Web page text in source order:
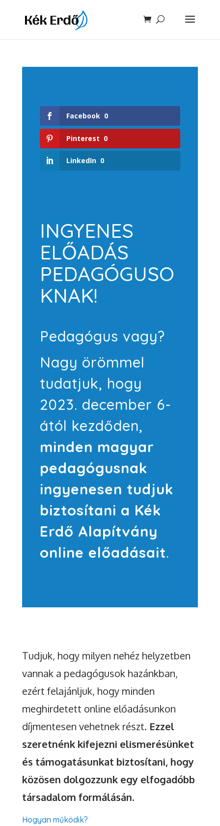
Facebook 0
Pinterest 0
LinkedIn 0
INGYENES
ELŐADÁS
PEDAGÓGUSO
KNAK!
Pedagógus vagy?
Nagy örömmel
tudatjuk, hogy
2023. december 6-
ától kezdőden,
minden magyar
pedagógusnak
ingyenesen tudjuk
biztosítani a Kék
Erdő Alapítvány
online előadásait.
Tudjuk, hogy milyen nehéz helyzetben
vannak a pedagógusok hazánkban,
ezért felajánljuk, hogy minden
meghirdetett online előadásunkon
díjmentesen vehetnek részt. Ezzel
szeretnénk kifejezni elismerésünket
és támogatásunkat biztosítani, hogy
közösen dolgozzunk egy elfogadóbb
társadalom formálásán.
Hogyan működik?